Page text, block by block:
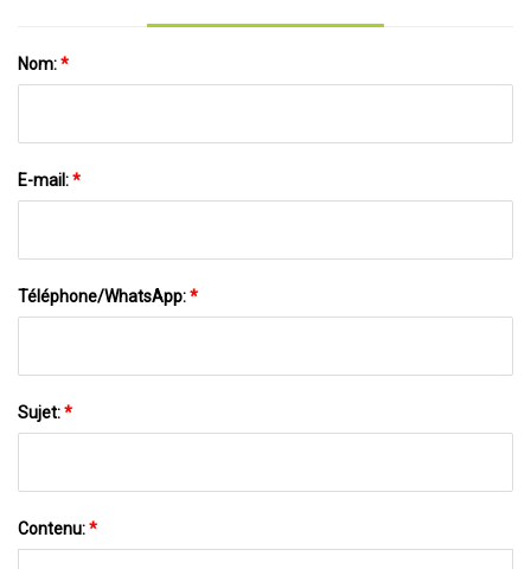
Nom:*
E-mail:*
Téléphone/WhatsApp:*
Sujet:*
Contenu:*